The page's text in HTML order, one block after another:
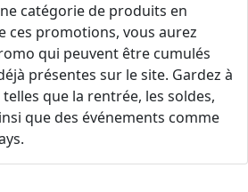
catégorie de produits en
ces promotions, vous aurez
qui peuvent être cumulés
présentes sur le site. Gardez à
que la rentrée, les soldes,
que des événements comme